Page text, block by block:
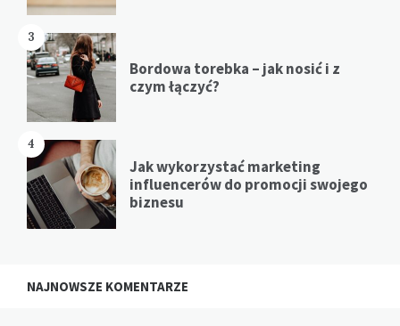
3
Bordowa torebka – jak nosić i z
czym łączyć?
4
Jak wykorzystać marketing
influencerów do promocji swojego
biznesu
NAJNOWSZE KOMENTARZE